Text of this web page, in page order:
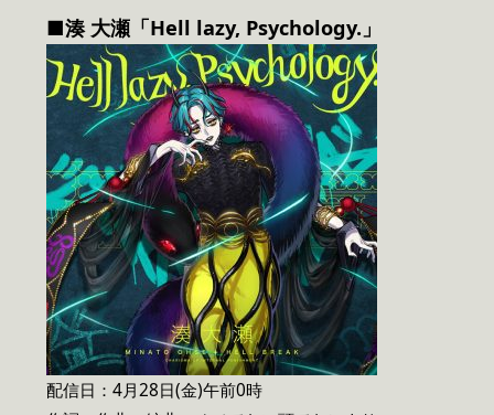
■湊 大瀬「Hell lazy, Psychology.」
配信日：4月28日(金)午前0時